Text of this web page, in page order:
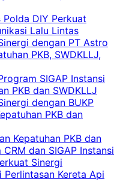
DIY Perkuat
Lalu Lintas
dengan PT Astro
PKB, SWDKLLJ,
SIGAP Instansi
PKB dan SWDKLLJ
dengan BUKP
PKB dan
Kepatuhan PKB dan
dan SIGAP Instansi
Sinergi
Kereta Api